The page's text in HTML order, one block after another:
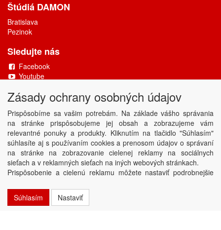
Štúdiá DAMON
Bratislava
Pezinok
Sledujte nás
Facebook
Youtube
Copyright © DAMONAX s.r.o.2026
Powered by ABRA
Zásady ochrany osobných údajov
Prispôsobíme sa vašim potrebám. Na základe vášho správania
na stránke prispôsobujeme jej obsah a zobrazujeme vám
relevantné ponuky a produkty. Kliknutím na tlačidlo "Súhlasím"
súhlasíte aj s používaním cookies a prenosom údajov o správaní
na stránke na zobrazovanie cielenej reklamy na sociálnych
sieťach a v reklamných sieťach na iných webových stránkach.
Prispôsobenie a cielenú reklamu môžete nastaviť podrobnejšie
Súhlasím
Nastaviť